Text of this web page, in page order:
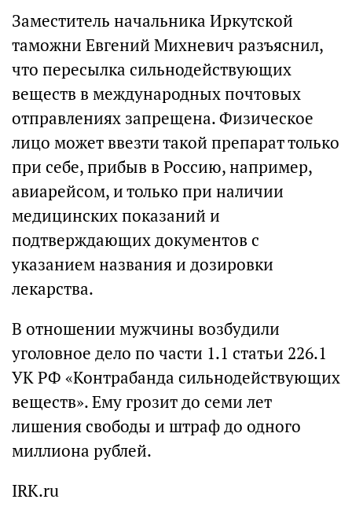
Заместитель начальника Иркутской
таможни Евгений Михневич разъяснил,
что пересылка сильнодействующих
веществ в международных почтовых
отправлениях запрещена. Физическое
лицо может ввезти такой препарат только
при себе, прибыв в Россию, например,
авиарейсом, и только при наличии
медицинских показаний и
подтверждающих документов с
указанием названия и дозировки
лекарства.
В отношении мужчины возбудили
уголовное дело по части 1.1 статьи 226.1
УК РФ «Контрабанда сильнодействующих
веществ». Ему грозит до семи лет
лишения свободы и штраф до одного
миллиона рублей.
IRK.ru